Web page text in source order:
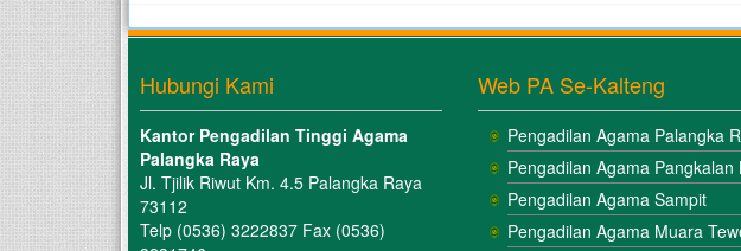
Hubungi Kami
Kantor Pengadilan Tinggi Agama
Palangka Raya
Jl. Tjilik Riwut Km. 4.5 Palangka Raya
73112
Telp (0536) 3222837 Fax (0536)
Web PA Se-Kalteng
Pengadilan Agama Palangka
Pengadilan Agama Pangkalan
Pengadilan Agama Sampit
Pengadilan Agama Muara